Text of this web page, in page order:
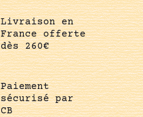
Livraison en
France offerte
dès 260€
Paiement
sécurisé par
CB